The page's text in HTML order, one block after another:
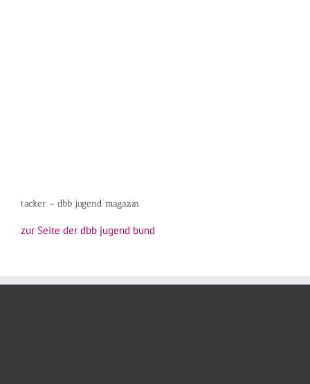
tacker – dbb jugend magazin
zur Seite der dbb jugend bund